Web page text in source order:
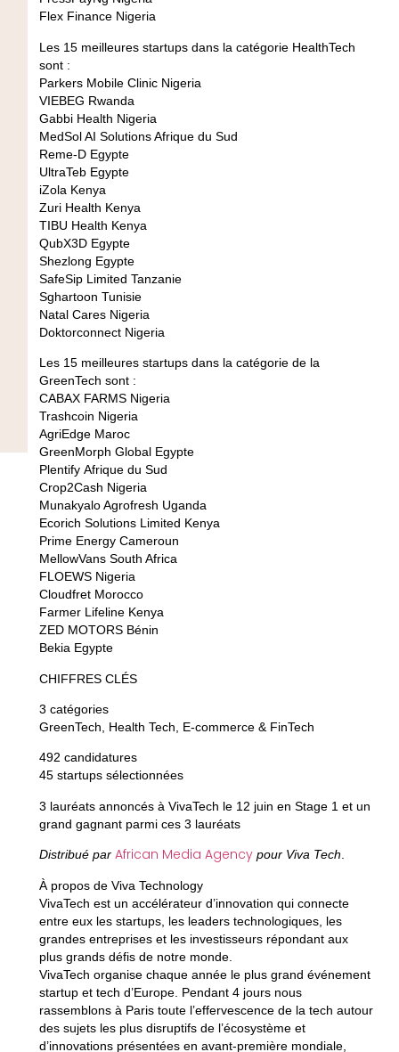
Flex Finance Nigeria
Les 15 meilleures startups dans la catégorie HealthTech
sont :
Parkers Mobile ClinicNigeria
VIEBEG Rwanda
Gabbi Health Nigeria
MedSol AI SolutionsAfrique du Sud
Reme-DEgypte
UltraTebEgypte
iZola Kenya
Zuri Health Kenya
TIBU Health Kenya
QubX3DEgypte
Shezlong Egypte
SafeSip Limited Tanzanie
Sghartoon Tunisie
Natal CaresNigeria
DoktorconnectNigeria
Les 15 meilleures startups dans la catégorie de la
GreenTech sont :
CABAX FARMSNigeria
Trashcoin Nigeria
AgriEdgeMaroc
GreenMorph GlobalEgypte
Plentify Afrique du Sud
Crop2Cash Nigeria
Munakyalo Agrofresh Uganda
Ecorich Solutions Limited Kenya
Prime Energy Cameroun
MellowVansSouth Africa
FLOEWSNigeria
CloudfretMorocco
Farmer LifelineKenya
ZED MOTORSBénin
Bekia Egypte
CHIFFRES CLÉS
3 catégories
GreenTech, Health Tech, E-commerce & FinTech
492 candidatures
45 startups sélectionnées
3 lauréatsannoncés à VivaTech le 12 juin en Stage 1 et un
grand gagnant parmi ces 3 lauréats
Distribué par African Media Agencypour Viva Tech
À propos de Viva Technology
VivaTech est un accélérateur d’innovation qui connecte
entre eux les startups, les leaders technologiques, les
grandes entreprises et les investisseurs répondant aux
plus grands défis de notre monde.
VivaTech organise chaque année le plus grand événement
startup et tech d’Europe. Pendant 4 jours nous
rassemblons à Paris toute l’effervescence de la tech autour
des sujets les plus disruptifs de l’écosystème et
d’innovations présentées en avant-première mondiale,